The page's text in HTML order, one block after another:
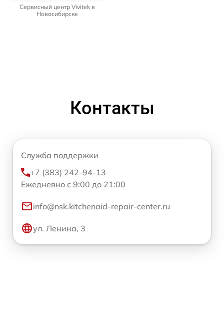
Сервисный центр Vivitek в
Новосибирске
Контакты
Служба поддержки
+7 (383) 242-94-13
Ежедневно с 9:00 до 21:00
info@nsk.kitchenaid-repair-center.ru
ул. Ленина, 3